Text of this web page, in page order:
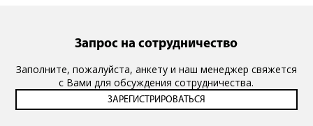
Запрос на сотрудничество
Заполните, пожалуйста, анкету и наш менеджер свяжется
с Вами для обсуждения сотрудничества.